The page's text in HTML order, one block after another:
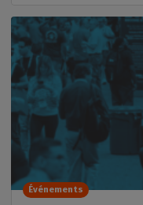
Événements